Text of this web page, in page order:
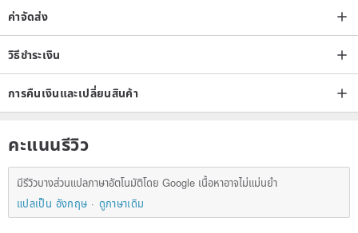
ค่าจัดส่ง
วิธีชำระเงิน
การคืนเงินและเปลี่ยนสินค้า
คะแนนรีวิว
มีรีวิวบางส่วนแปลภาษาอัตโนมัติโดย Google เนื้อหาอาจไม่แม่นยำ
แปลเป็น อังกฤษ
ดูภาษาเดิม